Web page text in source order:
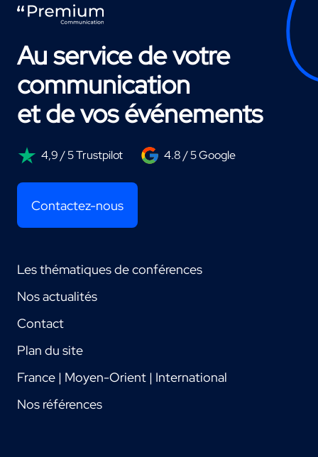
Au service de votre
communication
et de vos événements
4,9 / 5 Trustpilot 4.8 / 5 Google
Contactez-nous
Les thématiques de conférences
Nos actualités
Contact
Plan du site
France | Moyen-Orient | International
Nos références